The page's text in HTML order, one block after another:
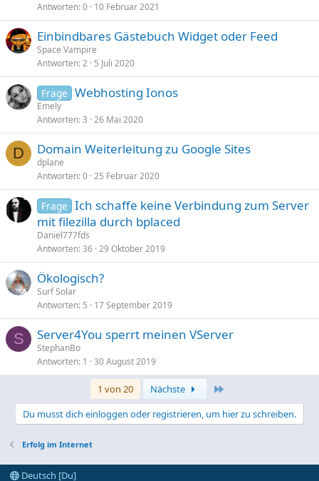
Antworten 0 10 Februar 2021
Einbindbares Gästebuch Widget oder Feed
Space Vampire
Antworten 2 5 Juli 2020
Frage Webhosting Ionos
Emely
Antworten 3 26 Mai 2020
D Domain Weiterleitung zu Google Sites
dplane
Antworten 0 25 Februar 2020
Frage Ich schaffe keine Verbindung zum Server
mit filezilla durch bplaced
Daniel777fds
Antworten 36 29 Oktober 2019
Ökologisch?
Surf Solar
Antworten 5 17 September 2019
S Server4You sperrt meinen VServer
StephanBo
Antworten 1 30 August 2019
1 von 20 Nächste
Du musst dich einloggen oder registrieren, um hier zu schreiben.
Erfolg im Internet
Deutsch [Du]